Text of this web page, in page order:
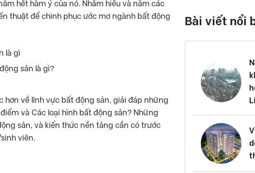
hết hàm ý của nó. Nhằm hiểu và nắm các
thuật để chinh phục ước mơ ngành bất động
sản là gì?
hơn về lĩnh vực bất động sản, giải đáp những
và Các loại hình bất động sản? Những
sản, và kiến thức nền tảng cần có trước
viên.
Bài viết nổi